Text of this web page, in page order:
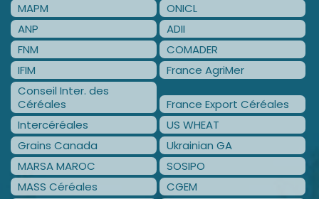
MAPM
ONICL
ANP
ADII
FNM
COMADER
IFIM
France AgriMer
Conseil Inter. des
Céréales
France Export Céréales
Intercéréales
US WHEAT
Grains Canada
Ukrainian GA
MARSA MAROC
SOSIPO
MASS Céréales
CGEM